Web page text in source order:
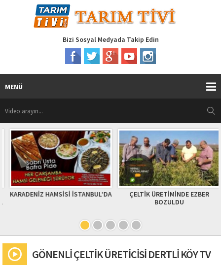
Bizi Sosyal Medyada Takip Edin
MENÜ
KARADENİZ HAMSİSİ İSTANBUL’DA
ÇELTİK ÜRETİMİNDE EZBER
BOZULDU
GÖNENLİ ÇELTİK ÜRETİCİSİ DERTLİ KÖY TV